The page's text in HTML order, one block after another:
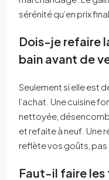
sérénité qu’en prix final.
Dois-je refaire
bain avant de
Seulement si elle est
l’achat. Une cuisine
nettoyée,
et refaite à neuf. Une
reflète vos goûts, pas
Faut-il faire les